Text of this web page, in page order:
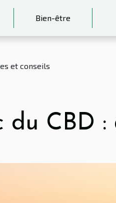
Bien-être
et conseils
CBD :